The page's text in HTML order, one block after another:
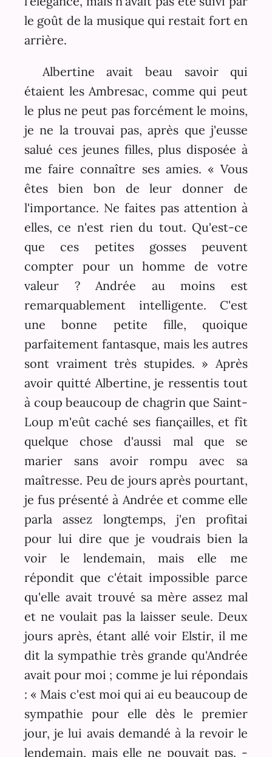
le goût de la musique qui restait fort en
arrière.
Albertine avait beau savoir qui
étaient les Ambresac, comme qui peut
le plus ne peut pas forcément le moins,
je ne la trouvai pas, après que j'eusse
salué ces jeunes filles, plus disposée à
me faire connaître ses amies. « Vous
êtes bien bon de leur donner de
l'importance. Ne faites pas attention à
elles, ce n'est rien du tout. Qu'est-ce
que ces petites gosses peuvent
compter pour un homme de votre
valeur ? Andrée au moins est
remarquablement intelligente. C'est
une bonne petite fille, quoique
parfaitement fantasque, mais les autres
sont vraiment très stupides. » Après
avoir quitté Albertine, je ressentis tout
à coup beaucoup de chagrin que Saint-
Loup m'eût caché ses fiançailles, et fît
quelque chose d'aussi mal que se
marier sans avoir rompu avec sa
maîtresse. Peu de jours après pourtant,
je fus présenté à Andrée et comme elle
parla assez longtemps, j'en profitai
pour lui dire que je voudrais bien la
voir le lendemain, mais elle me
répondit que c'était impossible parce
qu'elle avait trouvé sa mère assez mal
et ne voulait pas la laisser seule. Deux
jours après, étant allé voir Elstir, il me
dit la sympathie très grande qu'Andrée
avait pour moi ; comme je lui répondais
: « Mais c'est moi qui ai eu beaucoup de
sympathie pour elle dès le premier
jour, je lui avais demandé à la revoir le
lendemain, mais elle ne pouvait pas. -